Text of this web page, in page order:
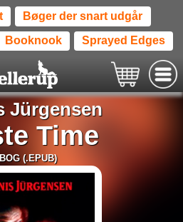
Bøger der snart udgår
Booknook Sprayed Edges
Jürgensen
Time
(.EPUB)